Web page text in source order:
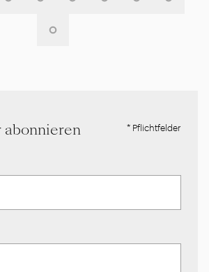
* Pflichtfelder